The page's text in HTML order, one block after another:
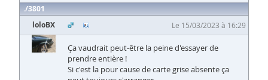
3801
loloBX
Le 15/03/2023 à 16:29
Ça vaudrait peut-être la peine d'essayer de
prendre entière !
Si c'est la pour cause de carte grise absente ça